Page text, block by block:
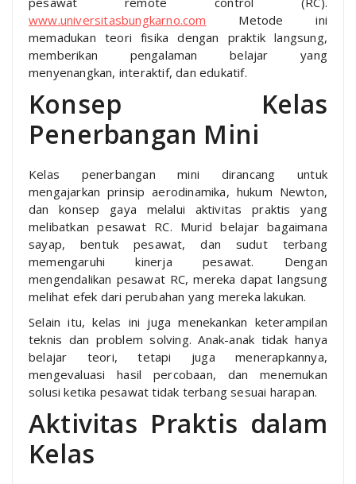
www.universitasbungkarno.com Metode ini
memadukan teori fisika dengan praktik langsung,
memberikan pengalaman belajar yang
menyenangkan, interaktif, dan edukatif.
Konsep Kelas
Penerbangan Mini
Kelas penerbangan mini dirancang untuk
mengajarkan prinsip aerodinamika, hukum Newton,
dan konsep gaya melalui aktivitas praktis yang
melibatkan pesawat RC. Murid belajar bagaimana
sayap, bentuk pesawat, dan sudut terbang
memengaruhi kinerja pesawat. Dengan
mengendalikan pesawat RC, mereka dapat langsung
melihat efek dari perubahan yang mereka lakukan.
Selain itu, kelas ini juga menekankan keterampilan
teknis dan problem solving. Anak-anak tidak hanya
belajar teori, tetapi juga menerapkannya,
mengevaluasi hasil percobaan, dan menemukan
solusi ketika pesawat tidak terbang sesuai harapan.
Aktivitas Praktis dalam
Kelas